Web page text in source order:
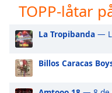
subtitles
dialog
subtitles
off
selected
TOPP-låtar
La Tropibanda —
Billos Caracas